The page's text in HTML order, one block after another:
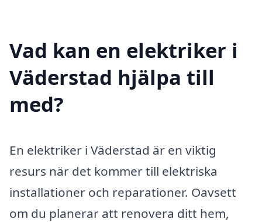
Vad kan en elektriker i
Väderstad hjälpa till
med?
En elektriker i Väderstad är en viktig
resurs när det kommer till elektriska
installationer och reparationer. Oavsett
om du planerar att renovera ditt hem,